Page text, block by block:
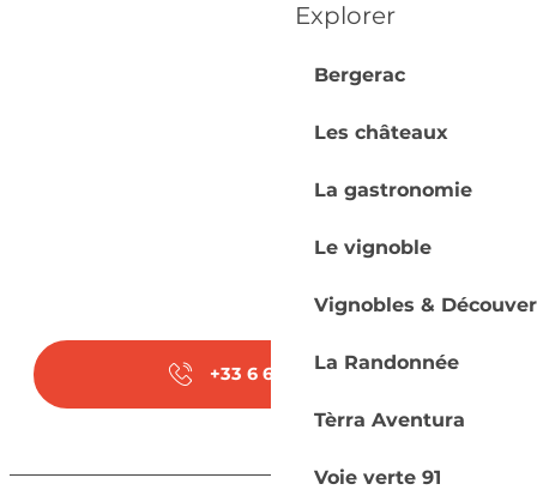
Explorer
Bergerac
Les châteaux
La gastronomie
Le vignoble
Vignobles &
La Randonnée
Tèrra Aventura
Voie verte 91
+33 6 68 76 99▒▒